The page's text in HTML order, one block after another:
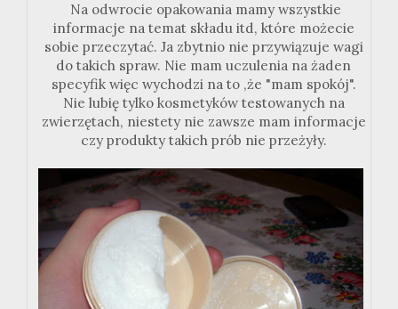
Na odwrocie opakowania mamy wszystkie
informacje na temat składu itd, które możecie
sobie przeczytać. Ja zbytnio nie przywiązuje wagi
do takich spraw. Nie mam uczulenia na żaden
specyfik więc wychodzi na to ,że "mam spokój".
Nie lubię tylko kosmetyków testowanych na
zwierzętach, niestety nie zawsze mam informacje
czy produkty takich prób nie przeżyły.